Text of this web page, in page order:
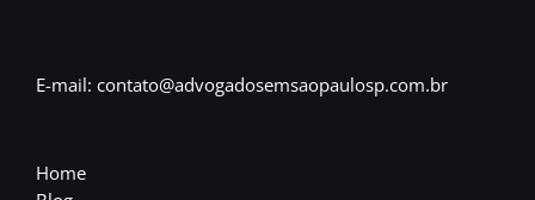
E-mail: contato@advogadosemsaopaulosp.com.br
Home